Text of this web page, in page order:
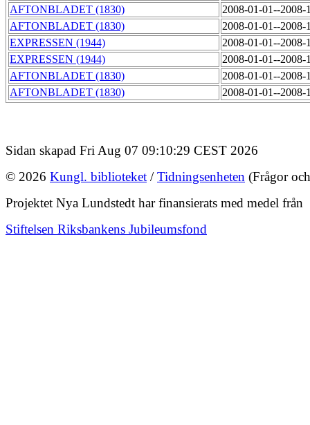
AFTONBLADET (1830)
2008-01-01--
AFTONBLADET (1830)
2008-01-01--
EXPRESSEN (1944)
2008-01-01--
EXPRESSEN (1944)
2008-01-01--
AFTONBLADET (1830)
2008-01-01--
AFTONBLADET (1830)
2008-01-01--
Sidan skapad Fri Aug 07 09:10:29 CEST 2026
© 2026 Kungl. biblioteket /Tidningsenheten (Frågor
Projektet Nya Lundstedt har finansierats med medel från
Stiftelsen Riksbankens Jubileumsfond